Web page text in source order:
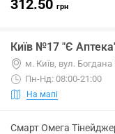
312.50 грн
Київ №17 "Є
м. Київ, вул.
Пн-Нд: 08:00-21:00
На мапі
Смарт Омега